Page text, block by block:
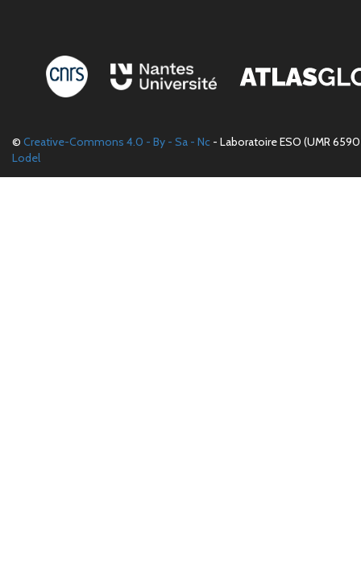
© Creative-Commons 4.0 - By - Sa - Nc - Laboratoire ESO (UMR
Lodel